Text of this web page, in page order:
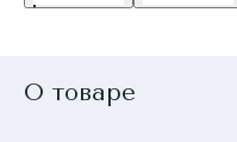
О товаре